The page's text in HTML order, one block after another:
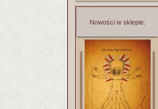
Nowości w sklepie: